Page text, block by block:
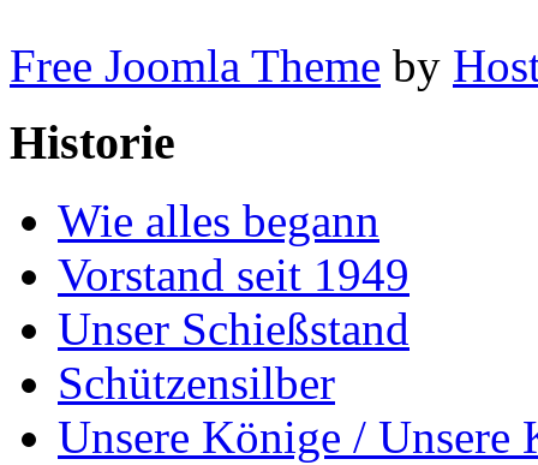
Free Joomla Theme by
Historie
Wie alles begann
Vorstand seit 1949
Unser Schießstand
Schützensilber
Unsere Könige / Unsere